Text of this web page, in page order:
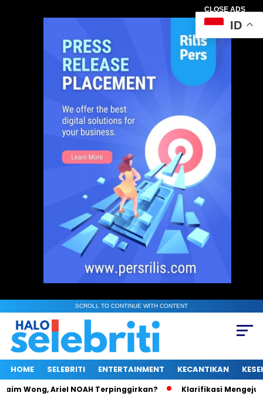
CLOSE ADS
SCROLL TO CONTINUE WITH CONTENT
HOME SELEBRITI ENTERTAINMENT KECANTIKAN
Wong, Ariel NOAH Terpinggirkan? Klarifikasi
ID